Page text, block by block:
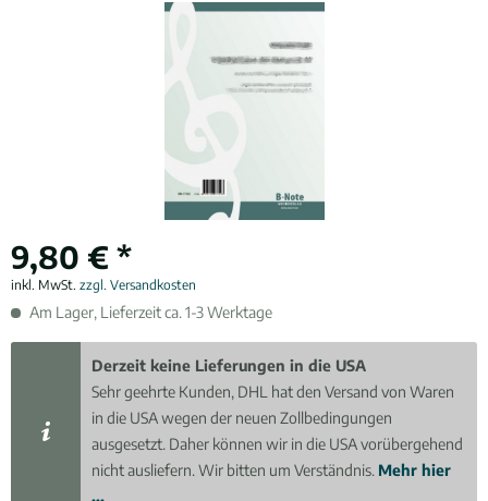
9,80 € *
inkl. MwSt. zzgl. Versandkosten
Am Lager, Lieferzeit ca. 1-3 Werktage
Derzeit keine Lieferungen in die USA
Sehr geehrte Kunden, DHL hat den Versand von Waren
in die USA wegen der neuen Zollbedingungen
ausgesetzt. Daher können wir in die USA vorübergehend
nicht ausliefern. Wir bitten um Verständnis. Mehr hier
...